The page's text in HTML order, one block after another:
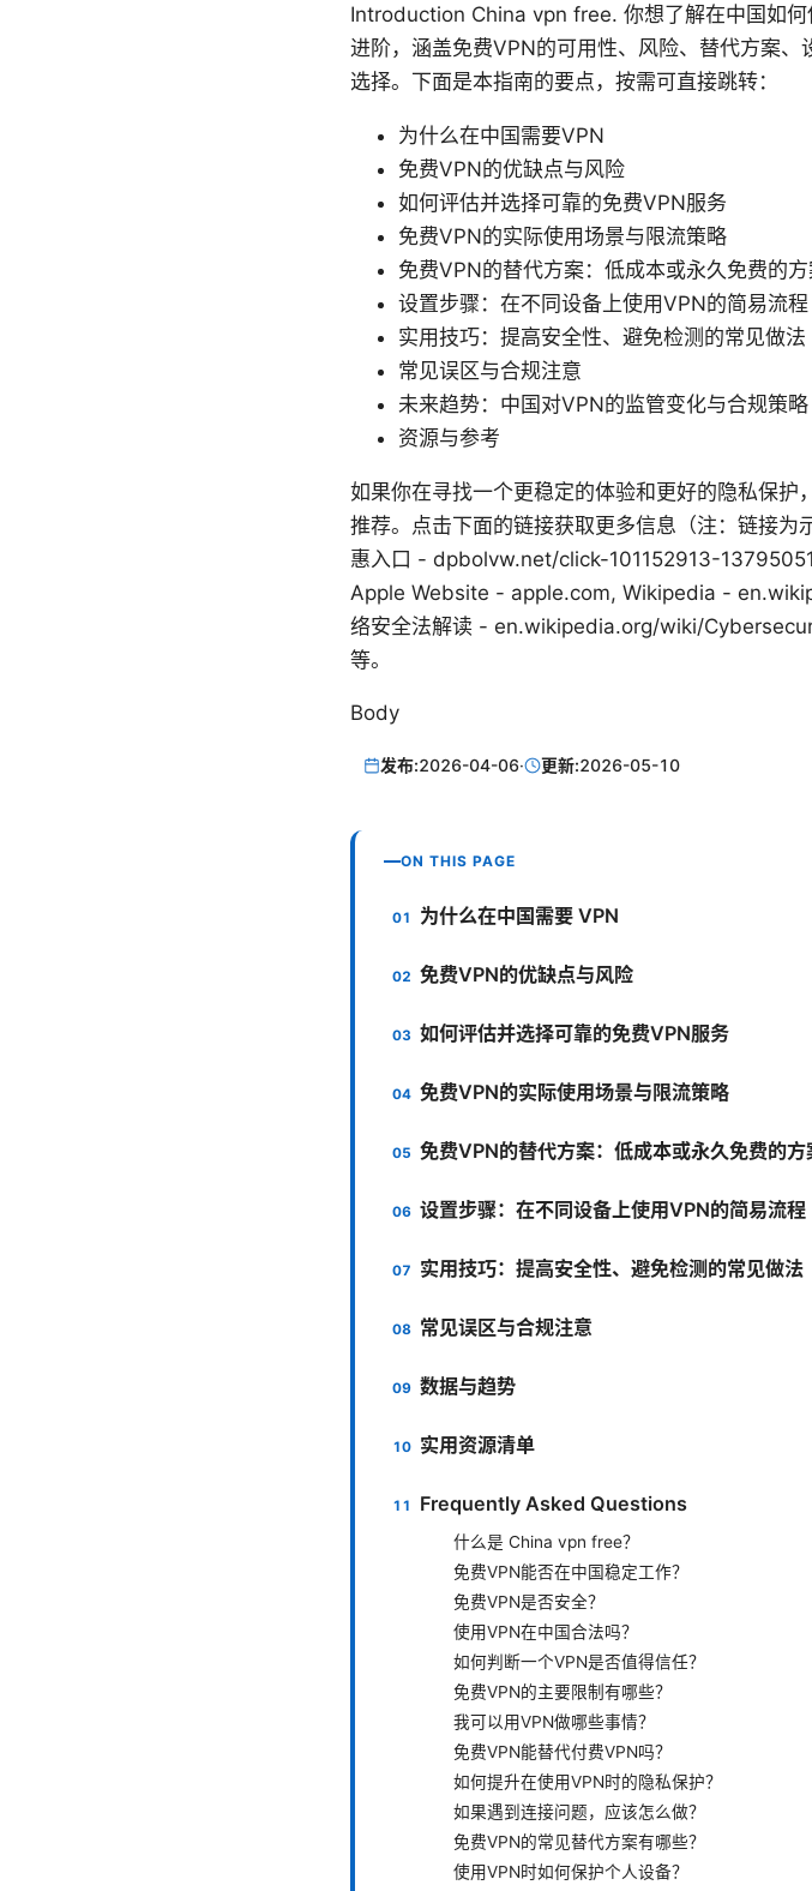
Introduction China vpn free. 你想了解在中国如何
进阶，涵盖免费VPN的可用性、风险、替代方案
选择。下面是本指南的要点，按需可直接跳转：
为什么在中国需要VPN
免费VPN的优缺点与风险
如何评估并选择可靠的免费VPN服务
免费VPN的实际使用场景与限流策略
免费VPN的替代方案：低成本或永久免费的
设置步骤：在不同设备上使用VPN的简易流程
实用技巧：提高安全性、避免检测的常见做法
常见误区与合规注意
未来趋势：中国对VPN的监管变化与合规策略
资源与参考
如果你在寻找一个更稳定的体验和更好的隐私保
推荐。点击下面的链接获取更多信息（注：链接
惠入口 - dpbolvw.net/click-101152913-
Apple Website - apple.com, Wikipedia -
络安全法解读 - en.wikipedia.org/wiki/
等。
Body
发布:2026-04-06· 更新:2026-05-10
ON THIS PAGE
为什么在中国需要 VPN
免费VPN的优缺点与风险
如何评估并选择可靠的免费VPN服务
免费VPN的实际使用场景与限流策略
免费VPN的替代方案：低成本或永久免费的方
设置步骤：在不同设备上使用VPN的简易流程
实用技巧：提高安全性、避免检测的常见做法
常见误区与合规注意
数据与趋势
实用资源清单
Frequently Asked Questions
什么是 China vpn free？
免费VPN能否在中国稳定工作？
免费VPN是否安全？
使用VPN在中国合法吗？
如何判断一个VPN是否值得信任？
免费VPN的主要限制有哪些？
我可以用VPN做哪些事情？
免费VPN能替代付费VPN吗？
如何提升在使用VPN时的隐私保护？
如果遇到连接问题，应该怎么做？
免费VPN的常见替代方案有哪些？
使用VPN时如何保护个人设备？